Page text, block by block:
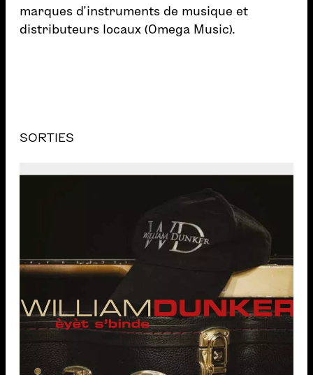
marques d’instruments de musique et
distributeurs locaux (Omega Music).
SORTIES